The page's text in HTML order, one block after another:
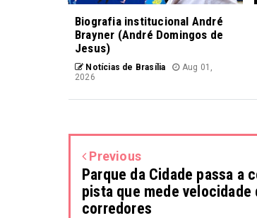
Biografia institucional André
Brayner (André Domingos de
Jesus)
Notícias de Brasília
Aug 01,
2026
Previous
Parque da Cidade passa a
pista que mede velocidade
corredores